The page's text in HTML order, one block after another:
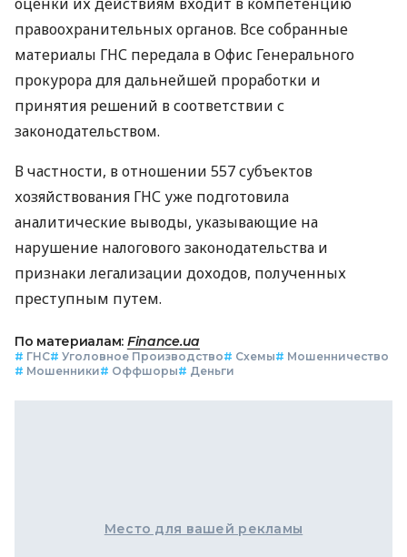
правоохранительных органов. Все собранные
материалы ГНС передала в Офис Генерального
прокурора для дальнейшей проработки и
принятия решений в соответствии с
законодательством.
В частности, в отношении 557 субъектов
хозяйствования ГНС уже подготовила
аналитические выводы, указывающие на
нарушение налогового законодательства и
признаки легализации доходов, полученных
преступным путем.
По материалам: Finance.ua
# ГНС# Уголовное Производство# Схемы# Мошенничество
# Мошенники# Оффшоры# Деньги
Место для вашей рекламы